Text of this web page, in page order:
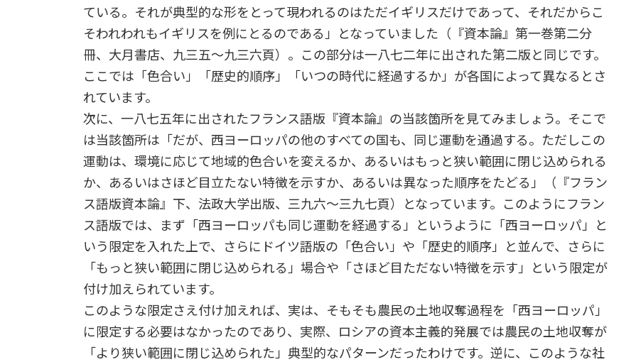
ている。それが典型的な形をとって現われるのはただイギリスだけであって、それだからこ
そわれわれもイギリスを例にとるのである」となっていました（『資本論』第一巻第二分
冊、大月書店、九三五～九三六頁）。この部分は一八七二年に出された第二版と同じです。
ここでは「色合い」「歴史的順序」「いつの時代に経過するか」が各国によって異なるとさ
れています。
次に、一八七五年に出されたフランス語版『資本論』の当該箇所を見てみましょう。そこで
は当該箇所は「だが、西ヨーロッパの他のすべての国も、同じ運動を通過する。ただしこの
運動は、環境に応じて地域的色合いを変えるか、あるいはもっと狭い範囲に閉じ込められる
か、あるいはさほど目立たない特徴を示すか、あるいは異なった順序をたどる」（『フラン
ス語版資本論』下、法政大学出版、三九六～三九七頁）となっています。このようにフラン
ス語版では、まず「西ヨーロッパも同じ運動を経過する」というように「西ヨーロッパ」と
いう限定を入れた上で、さらにドイツ語版の「色合い」や「歴史的順序」と並んで、さらに
「もっと狭い範囲に閉じ込められる」場合や「さほど目ただない特徴を示す」という限定が
付け加えられています。
このような限定さえ付け加えれば、実は、そもそも農民の土地収奪過程を「西ヨーロッパ」
に限定する必要はなかったのであり、実際、ロシアの資本主義的発展では農民の土地収奪が
「より狭い範囲に閉じ込められた」典型的なパターンだったわけです。逆に、このような社